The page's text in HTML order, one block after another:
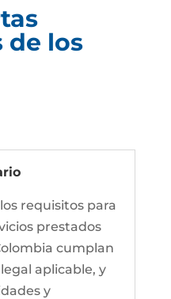
de los
requisitos para
prestados
cumplan
aplicable, y
y